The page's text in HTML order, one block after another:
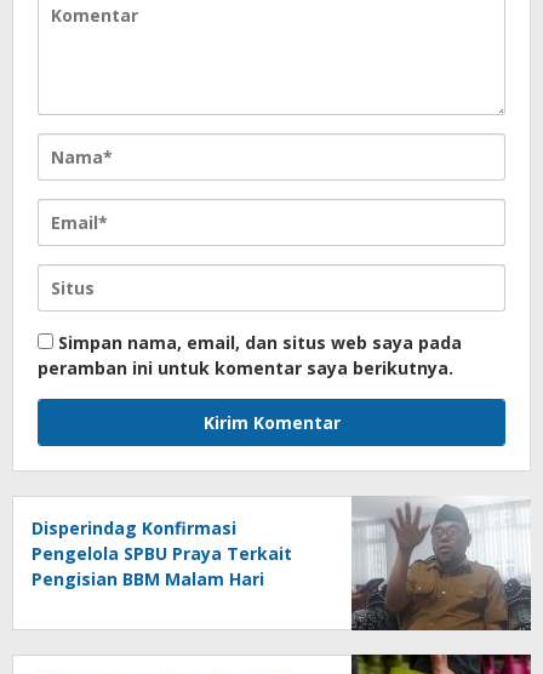
Simpan nama, email, dan situs web saya pada
peramban ini untuk komentar saya berikutnya.
Disperindag Konfirmasi
Pengelola SPBU Praya Terkait
Pengisian BBM Malam Hari